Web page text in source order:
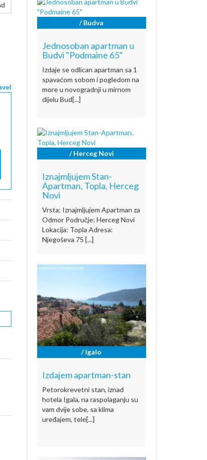
/ Budva
Jednosoban apartman u
Budvi "Podmaine 65"
Izdaje se odlican apartman sa 1
spavaćom sobom i pogledom na
more u novogradnji u mirnom
dijelu Bud[...]
/ Herceg Novi
Iznajmljujem Stan-
Apartman, Topla, Herceg
Novi
Vrsta: Iznajmljujem Apartman za
Odmor Područje: Herceg Novi
Lokacija: Topla Adresa:
Njegoševa 75 [...]
/ Igalo
Izdajem apartman-stan
Petorokrevetni stan, iznad
hotela Igala, na raspolaganju su
vam dvije sobe, sa klima
uređajem, tele[...]